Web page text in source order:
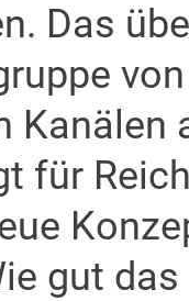
Das
Kanälen
für
gut